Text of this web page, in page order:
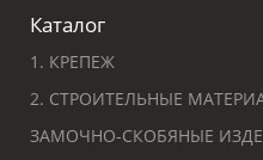
Каталог
1. КРЕПЕЖ
2. СТРОИТЕЛЬНЫЕ
ЗАМОЧНО-СКОБЯНЫЕ